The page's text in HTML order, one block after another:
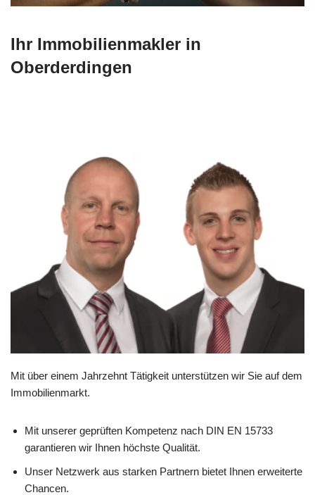
Ihr Immobilienmakler in
Oberderdingen
Mit über einem Jahrzehnt Tätigkeit unterstützen wir Sie auf dem
Immobilienmarkt.
Mit unserer geprüften Kompetenz nach DIN EN 15733
garantieren wir Ihnen höchste Qualität.
Unser Netzwerk aus starken Partnern bietet Ihnen erweiterte
Chancen.